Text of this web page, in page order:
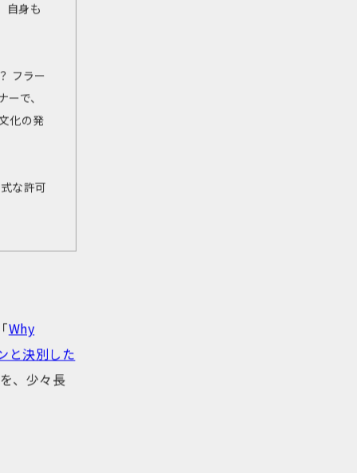
自身も
フラー
で、
化の発
な許可
Why
と決別した
、少々長